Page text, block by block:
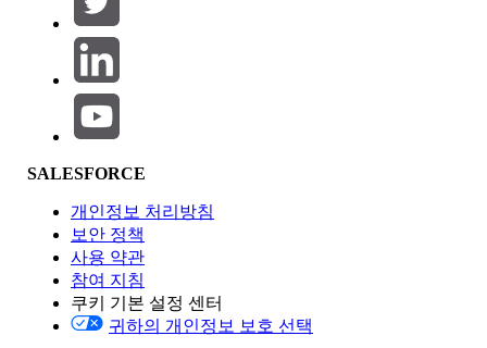
제품 영역
기능 영향
Edition
SALESFORCE
개인정보 처리방침
보안 정책
사용 약관
참여 지침
쿠키 기본 설정 센터
귀하의 개인정보 보호 선택